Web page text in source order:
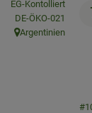
EG-Kontolliert
, Kontrollstelle:
DE-ÖKO-021
, Herkunft:
Argentinien